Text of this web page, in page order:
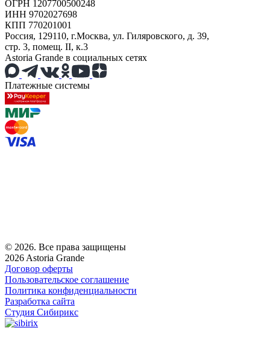
ОГРН 1207700500248
ИНН 9702027698
КПП 770201001
Россия, 129110, г.Москва, ул. Гиляровского, д. 39,
стр. 3, помещ. II, к.3
Astoria Grande в социальных сетях
Платежные системы
© 2026. Все права защищены
2026 Astoria Grande
Договор оферты
Пользовательское соглашение
Политика конфиденциальности
Разработка сайта
Студия Сибирикс